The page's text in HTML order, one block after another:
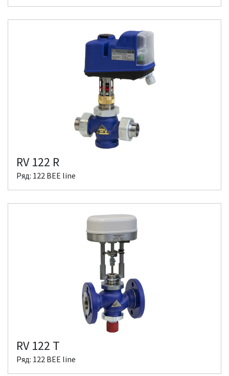
RV 122 R
Ряд: 122 BEE line
RV 122 T
Ряд: 122 BEE line